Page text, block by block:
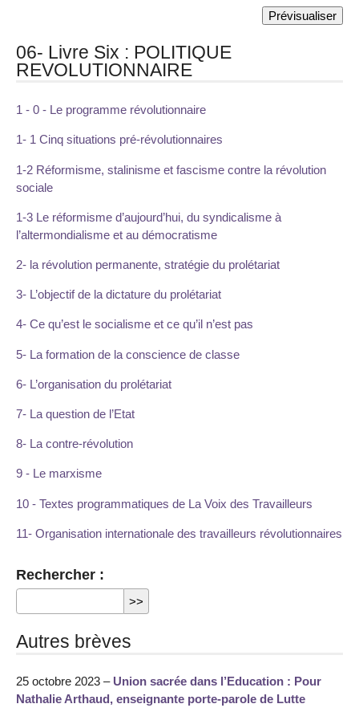
06- Livre Six : POLITIQUE
REVOLUTIONNAIRE
1 - 0 - Le programme révolutionnaire
1- 1 Cinq situations pré-révolutionnaires
1-2 Réformisme, stalinisme et fascisme contre la révolution
sociale
1-3 Le réformisme d’aujourd’hui, du syndicalisme à
l’altermondialisme et au démocratisme
2- la révolution permanente, stratégie du prolétariat
3- L’objectif de la dictature du prolétariat
4- Ce qu’est le socialisme et ce qu’il n’est pas
5- La formation de la conscience de classe
6- L’organisation du prolétariat
7- La question de l’Etat
8- La contre-révolution
9 - Le marxisme
10 - Textes programmatiques de La Voix des Travailleurs
11- Organisation internationale des travailleurs révolutionnaires
Rechercher :
Autres brèves
25 octobre 2023 – Union sacrée dans l’Education : Pour
Nathalie Arthaud, enseignante porte-parole de Lutte